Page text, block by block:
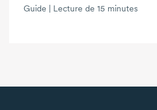
Guide | Lecture de 15 minutes